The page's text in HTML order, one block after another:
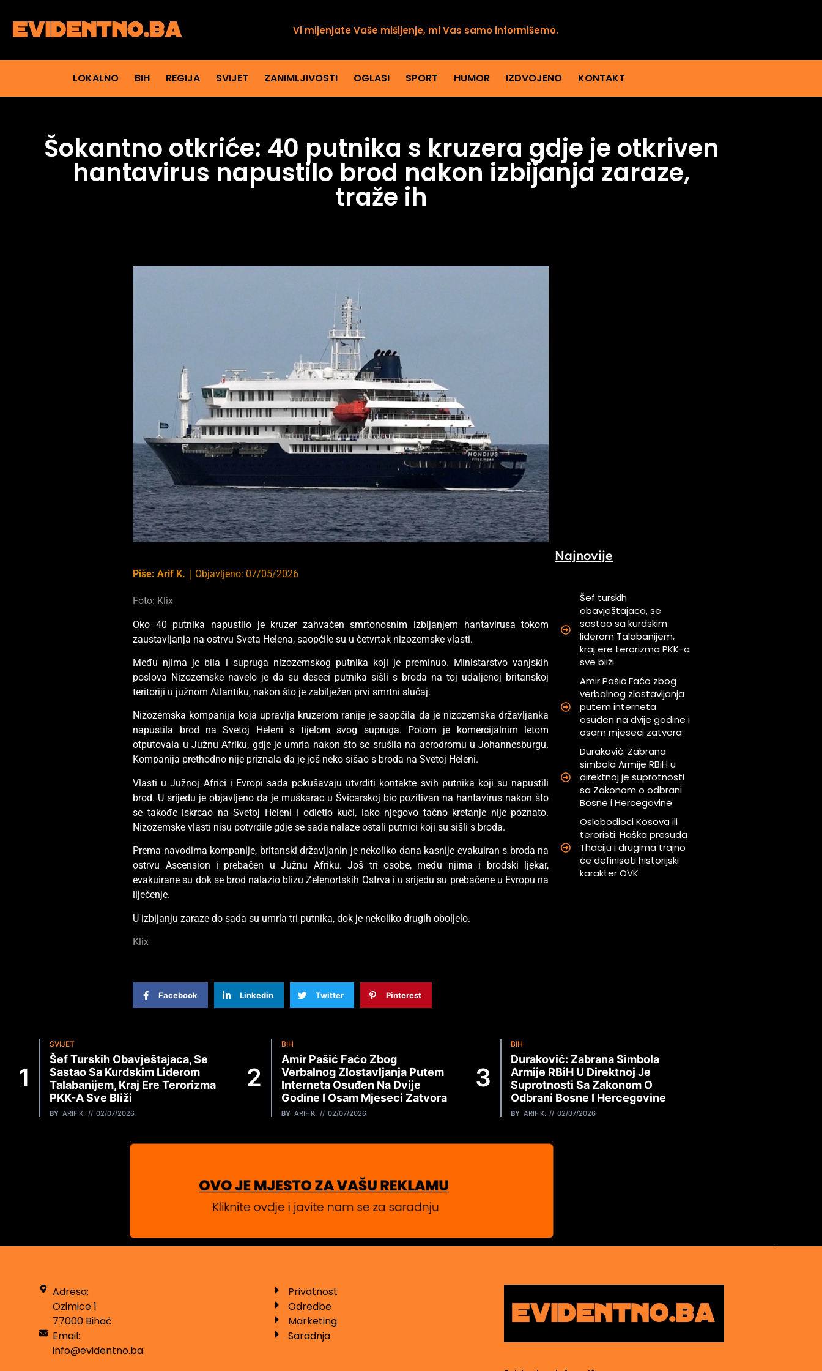
Vi mijenjate Vaše mišljenje, mi Vas samo informišemo.
LOKALNO BIH REGIJA SVIJET ZANIMLJIVOSTI OGLASI SPORT HUMOR IZDVOJENO KONTAKT
Šokantno otkriće: 40 putnika s kruzera gdje je otkriven
hantavirus napustilo brod nakon izbijanja zaraze,
traže ih
Piše: Arif K. Objavljeno: 07/05/2026
Foto: Klix
Oko 40 putnika napustilo je kruzer zahvaćen smrtonosnim izbijanjem hantavirusa tokom
zaustavljanja na ostrvu Sveta Helena, saopćile su u četvrtak nizozemske vlasti.
Među njima je bila i supruga nizozemskog putnika koji je preminuo. Ministarstvo vanjskih
poslova Nizozemske navelo je da su deseci putnika sišli s broda na toj udaljenoj britanskoj
teritoriji u južnom Atlantiku, nakon što je zabilježen prvi smrtni slučaj.
Nizozemska kompanija koja upravlja kruzerom ranije je saopćila da je nizozemska državljanka
napustila brod na Svetoj Heleni s tijelom svog supruga. Potom je komercijalnim letom
otputovala u Južnu Afriku, gdje je umrla nakon što se srušila na aerodromu u Johannesburgu.
Kompanija prethodno nije priznala da je još neko sišao s broda na Svetoj Heleni.
Vlasti u Južnoj Africi i Evropi sada pokušavaju utvrditi kontakte svih putnika koji su napustili
brod. U srijedu je objavljeno da je muškarac u Švicarskoj bio pozitivan na hantavirus nakon što
se takođe iskrcao na Svetoj Heleni i odletio kući, iako njegovo tačno kretanje nije poznato.
Nizozemske vlasti nisu potvrdile gdje se sada nalaze ostali putnici koji su sišli s broda.
Prema navodima kompanije, britanski državljanin je nekoliko dana kasnije evakuiran s broda na
ostrvu Ascension i prebačen u Južnu Afriku. Još tri osobe, među njima i brodski ljekar,
evakuirane su dok se brod nalazio blizu Zelenortskih Ostrva i u srijedu su prebačene u Evropu na
liječenje.
U izbijanju zaraze do sada su umrla tri putnika, dok je nekoliko drugih oboljelo.
Klix
Facebook Linkedin Twitter Pinterest
Najnovije
Šef turskih
obavještajaca, se
sastao sa kurdskim
liderom Talabanijem,
kraj ere terorizma PKK-a
sve bliži
Amir Pašić Faćo zbog
verbalnog zlostavljanja
putem interneta
osuđen na dvije godine i
osam mjeseci zatvora
Duraković: Zabrana
simbola Armije RBiH u
direktnoj je suprotnosti
sa Zakonom o odbrani
Bosne i Hercegovine
Oslobodioci Kosova ili
teroristi: Haška presuda
Thaciju i drugima trajno
će definisati historijski
karakter OVK
SVIJET
Šef Turskih Obavještajaca, Se
Sastao Sa Kurdskim Liderom
Talabanijem, Kraj Ere Terorizma
PKK-A Sve Bliži
BY ARIF K. 02/07/2026
BIH
Amir Pašić Faćo Zbog
Verbalnog Zlostavljanja Putem
Interneta Osuđen Na Dvije
Godine I Osam Mjeseci Zatvora
BY ARIF K. 02/07/2026
BIH
Duraković: Zabrana Simbola
Armije RBiH U Direktnoj Je
Suprotnosti Sa Zakonom O
Odbrani Bosne I Hercegovine
BY ARIF K. 02/07/2026
Adresa:
Ozimice 1
77000 Bihać
Email:
info@evidentno.ba
Privatnost
Odredbe
Marketing
Saradnja